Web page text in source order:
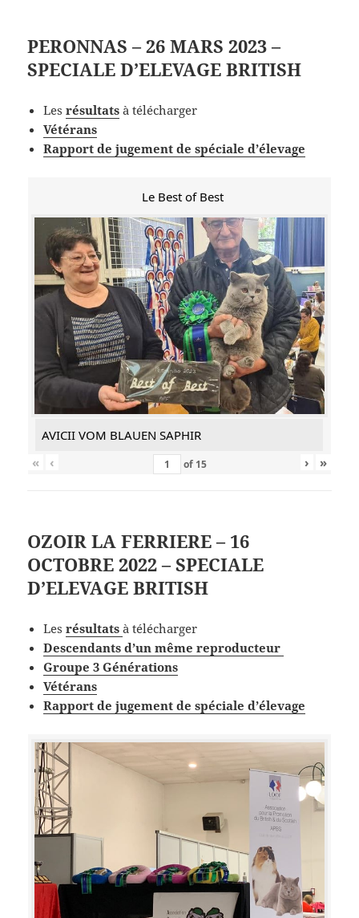
PERONNAS – 26 MARS 2023 –
SPECIALE D’ELEVAGE BRITISH
Lesrésultats à télécharger
Vétérans
Rapport de jugement de spéciale d’élevage
Le Best of Best
AVICII VOM BLAUEN SAPHIR
«
‹ of 15 › »
OZOIR LA FERRIERE – 16
OCTOBRE 2022 – SPECIALE
D’ELEVAGE BRITISH
Lesrésultats à télécharger
Descendants d’un même reproducteur
Groupe 3 Générations
Vétérans
Rapport de jugement de spéciale d’élevage